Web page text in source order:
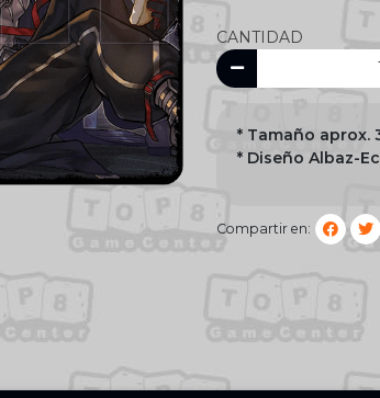
CANTIDAD
* Tamaño aprox.
* Diseño Albaz-
Compartir en: